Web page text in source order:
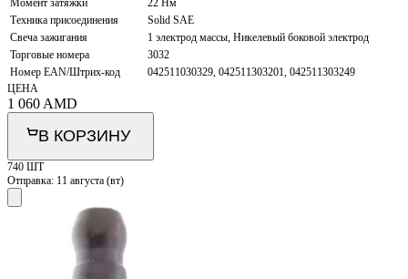
Момент затяжки
22 Нм
Техника присоединения
Solid SAE
Свеча зажигания
1 электрод массы, Никелевый боковой электрод
Торговые номера
3032
Номер EAN/Штрих-код
042511030329, 042511303201, 042511303249
ЦЕНА
1 060 AMD
В КОРЗИНУ
740 ШТ
Отправка: 11 августа (вт)